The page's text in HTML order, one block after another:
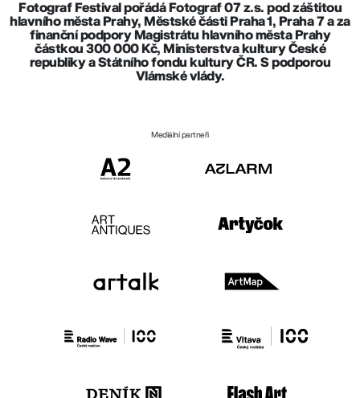
Fotograf Festival pořádá Fotograf 07 z.s. pod záštitou
hlavního města Prahy, Městské části Praha 1, Praha 7 a za
finanční podpory Magistrátu hlavního města Prahy
částkou 300 000 Kč, Ministerstva kultury České
republiky a Státního fondu kultury ČR. S podporou
Vlámské vlády.
Mediální partneři